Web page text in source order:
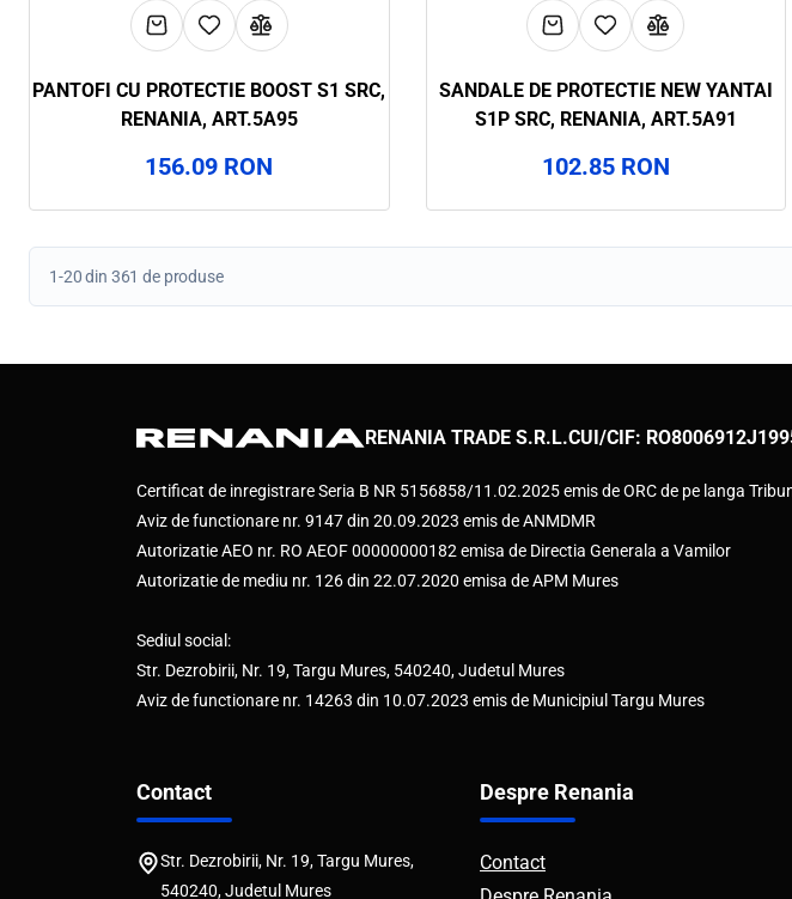
PANTOFI CU PROTECTIE BOOST S1 SRC,
RENANIA, ART.5A95
156.09 RON
SANDALE DE PROTECTIE NEW YANTAI
S1P SRC, RENANIA, ART.5A91
102.85 RON
1-20 din 361 de produse
RENANIA TRADE S.R.L.CUI/CIF: RO8006912
Certificat de inregistrare Seria B NR 5156858/11.02.2025 emis de ORC de pe langa
Aviz de functionare nr. 9147 din 20.09.2023 emis de ANMDMR
Autorizatie AEO nr. RO AEOF 00000000182 emisa de Directia Generala a Vamilor
Autorizatie de mediu nr. 126 din 22.07.2020 emisa de APM Mures
Sediul social:
Str. Dezrobirii, Nr. 19, Targu Mures, 540240, Judetul Mures
Aviz de functionare nr. 14263 din 10.07.2023 emis de Municipiul Targu Mures
Contact
Str. Dezrobirii, Nr. 19, Targu Mures,
540240, Judetul Mures
Despre Renania
Contact